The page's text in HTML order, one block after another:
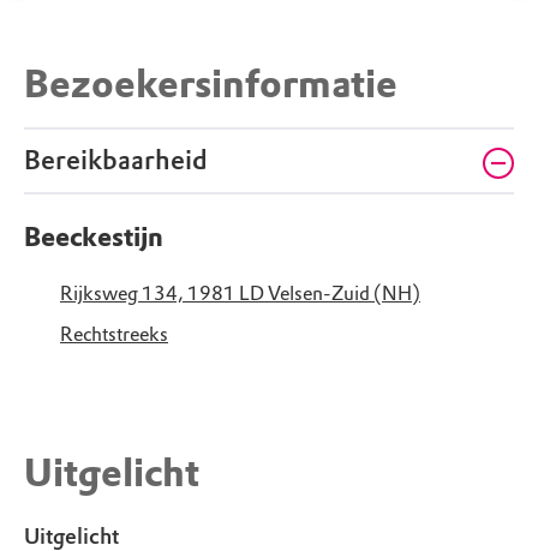
Bezoekersinformatie
Bereikbaarheid
Beeckestijn
Rijksweg 134, 1981 LD Velsen-Zuid (NH)
Rechtstreeks
Uitgelicht
Uitgelicht